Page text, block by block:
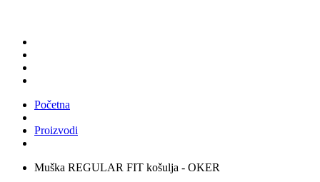
Početna
Proizvodi
Muška REGULAR FIT košulja - OKER